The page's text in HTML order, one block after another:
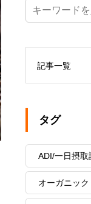
記事一覧
タグ
ADI/一日摂取
オーガニック